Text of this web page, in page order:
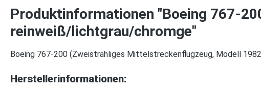
Produktinformationen "Boeing 767-
reinweiß/lichtgrau/chromge"
Boeing 767-200 (Zweistrahliges Mittelstreckenflugzeug, Modell
Herstellerinformationen: